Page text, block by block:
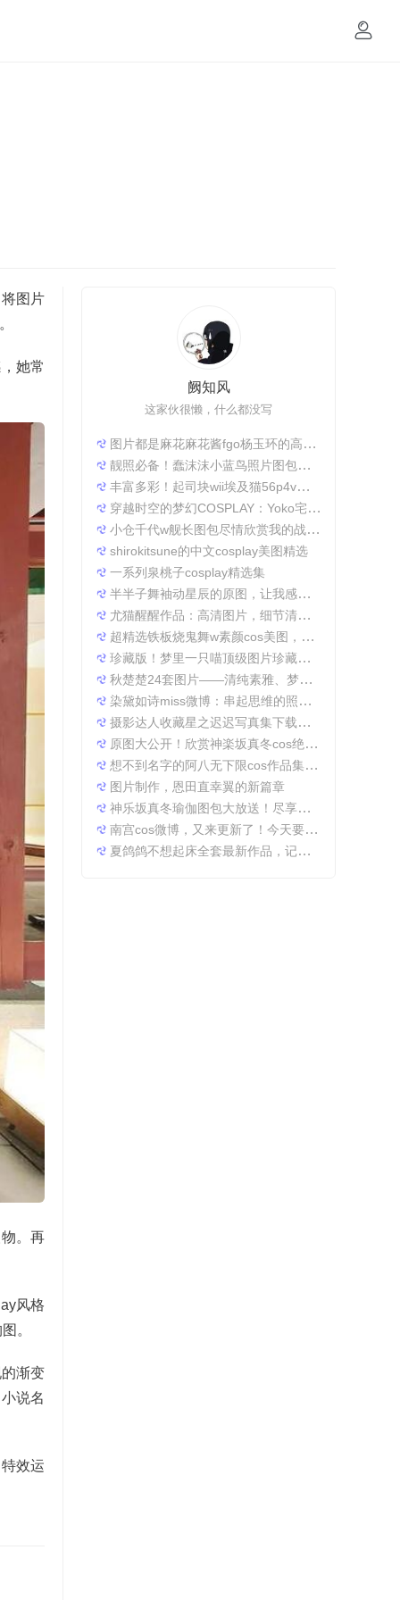
图片
她常
。再
风格
。
渐变
说名
效运
阙知风
这家伙很懒，什么都没写
图片都是麻花麻花酱fgo杨玉环的高清照片，太好看了
靓照必备！蠢沫沫小蓝鸟照片图包合集
丰富多彩！起司块wii埃及猫56p4v照片精选大集合
穿越时空的梦幻COSPLAY：Yoko宅夏电子档图包
小仓千代w舰长图包尽情欣赏我的战场作品集
shirokitsune的中文cosplay美图精选
一系列泉桃子cosplay精选集
半半子舞袖动星辰的原图，让我感受到了摄影的魅力
尤猫醒醒作品：高清图片，细节清晰展现真实美。
超精选铁板烧鬼舞w素颜cos美图，一定不会让你失望
珍藏版！梦里一只喵顶级图片珍藏套装。
秋楚楚24套图片——清纯素雅、梦幻唯美，成就一张张经典美图。
染黛如诗miss微博：串起思维的照片收集
摄影达人收藏星之迟迟写真集下载，原图分享带来无限想象空间。
原图大公开！欣赏神楽坂真冬cos绝対服従的高清细节
想不到名字的阿八无下限cos作品集锦，带你领略不一般的角色扮演魅力
图片制作，恩田直幸翼的新篇章
神乐坂真冬瑜伽图包大放送！尽享原图精粹
南宫cos微博，又来更新了！今天要分享一些特别的东西哦。
夏鸽鸽不想起床全套最新作品，记录最美时光。